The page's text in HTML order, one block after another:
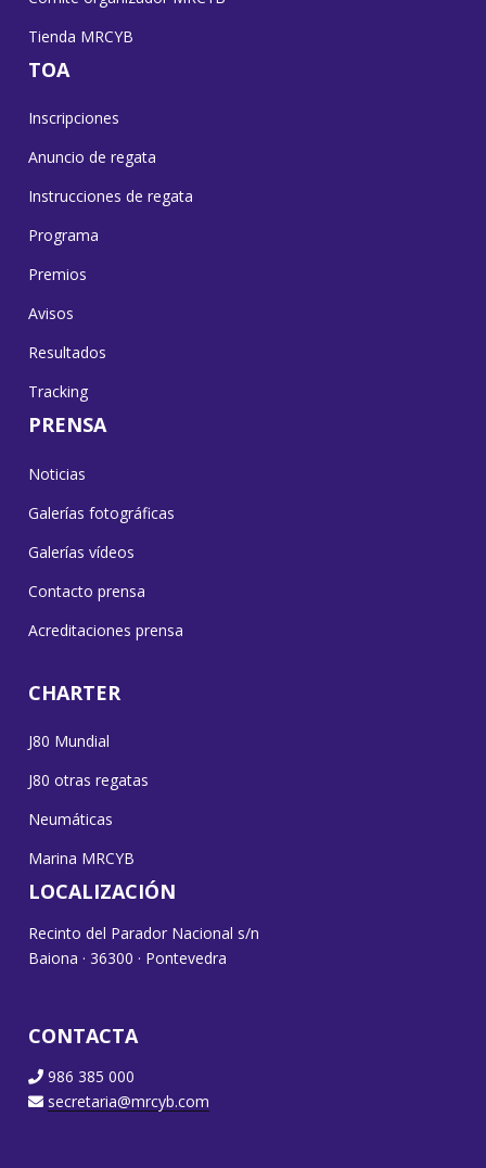
Tienda MRCYB
TOA
Inscripciones
Anuncio de regata
Instrucciones de regata
Programa
Premios
Avisos
Resultados
Tracking
PRENSA
Noticias
Galerías fotográficas
Galerías vídeos
Contacto prensa
Acreditaciones prensa
CHARTER
J80 Mundial
J80 otras regatas
Neumáticas
Marina MRCYB
LOCALIZACIÓN
Recinto del Parador Nacional s/n
Baiona · 36300 · Pontevedra
CONTACTA
986 385 000
secretaria@mrcyb.com